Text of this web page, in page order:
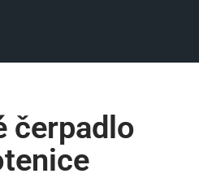
čerpadlo